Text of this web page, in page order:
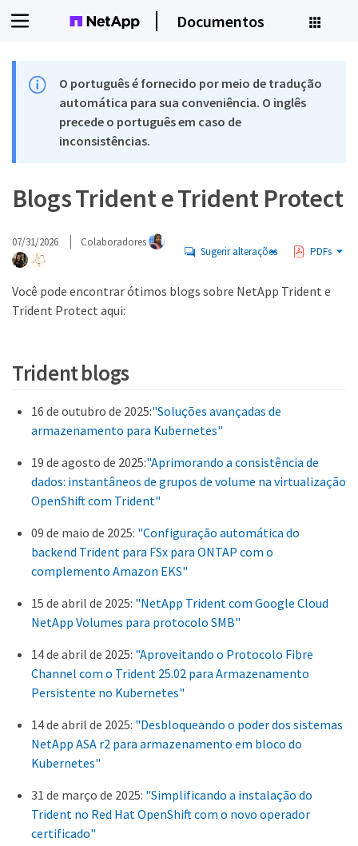
Documentos
O português é fornecido por meio de tradução
automática para sua conveniência. O inglês
precede o português em caso de
inconsistências.
Blogs Trident e Trident Protect
07/31/2026 Colaboradores
Sugerir alterações PDFs
Você pode encontrar ótimos blogs sobre NetApp Trident e
Trident Protect aqui:
Trident blogs
16 de outubro de 2025:"Soluções avançadas de
armazenamento para Kubernetes"
19 de agosto de 2025:"Aprimorando a consistência de
dados: instantâneos de grupos de volume na virtualização
OpenShift com Trident"
09 de maio de 2025: "Configuração automática do
backend Trident para FSx para ONTAP com o
complemento Amazon EKS"
15 de abril de 2025: "NetApp Trident com Google Cloud
NetApp Volumes para protocolo SMB"
14 de abril de 2025: "Aproveitando o Protocolo Fibre
Channel com o Trident 25.02 para Armazenamento
Persistente no Kubernetes"
14 de abril de 2025: "Desbloqueando o poder dos sistemas
NetApp ASA r2 para armazenamento em bloco do
Kubernetes"
31 de março de 2025: "Simplificando a instalação do
Trident no Red Hat OpenShift com o novo operador
certificado"